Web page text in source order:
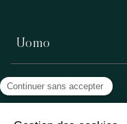
Uomo
Donna